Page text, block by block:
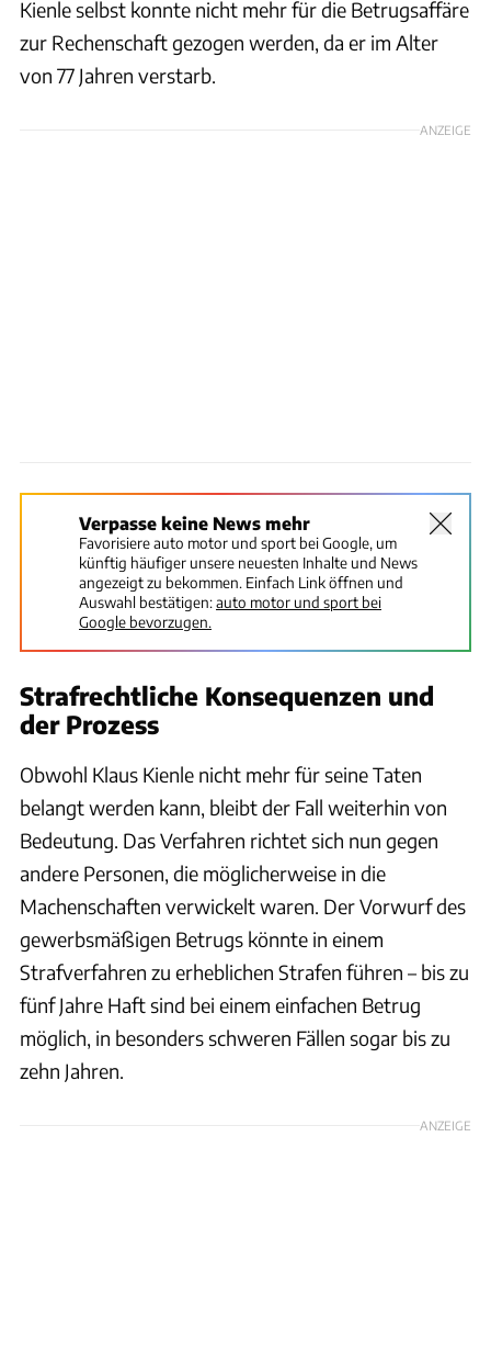
Kienle selbst konnte nicht mehr für die Betrugsaffäre
zur Rechenschaft gezogen werden, da er im Alter
von 77 Jahren verstarb.
ANZEIGE
Verpasse keine News mehr
Favorisiere auto motor und sport bei Google, um
künftig häufiger unsere neuesten Inhalte und News
angezeigt zu bekommen. Einfach Link öffnen und
Auswahl bestätigen:auto motor und sport bei
Google bevorzugen.
Strafrechtliche Konsequenzen und
der Prozess
Obwohl Klaus Kienle nicht mehr für seine Taten
belangt werden kann, bleibt der Fall weiterhin von
Bedeutung. Das Verfahren richtet sich nun gegen
andere Personen, die möglicherweise in die
Machenschaften verwickelt waren. Der Vorwurf des
gewerbsmäßigen Betrugs könnte in einem
Strafverfahren zu erheblichen Strafen führen – bis zu
fünf Jahre Haft sind bei einem einfachen Betrug
möglich, in besonders schweren Fällen sogar bis zu
zehn Jahren.
ANZEIGE